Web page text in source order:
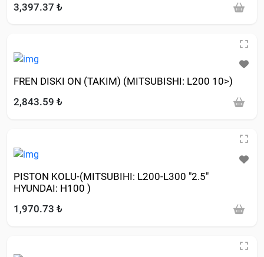
3,397.37 ₺
FREN DISKI ON (TAKIM) (MITSUBISHI: L200 10>)
2,843.59 ₺
PISTON KOLU-(MITSUBIHI: L200-L300 "2.5"
HYUNDAI: H100 )
1,970.73 ₺